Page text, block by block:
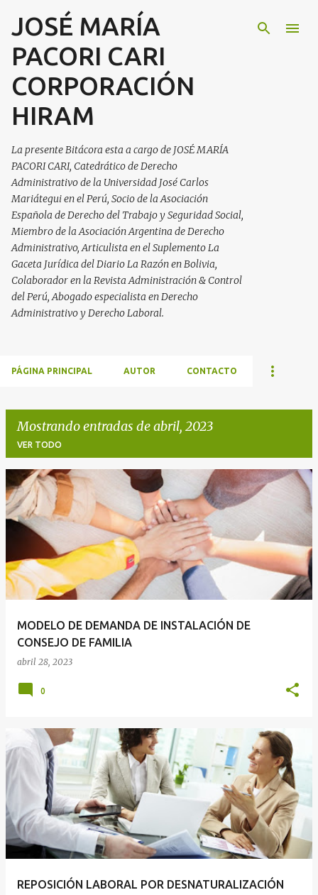
Ir al contenido principal
JOSÉ MARÍA
PACORI CARI
CORPORACIÓN
HIRAM
La presente Bitácora esta a cargo de JOSÉ MARÍA
PACORI CARI, Catedrático de Derecho
Administrativo de la Universidad José Carlos
Mariátegui en el Perú, Socio de la Asociación
Española de Derecho del Trabajo y Seguridad Social,
Miembro de la Asociación Argentina de Derecho
Administrativo, Articulista en el Suplemento La
Gaceta Jurídica del Diario La Razón en Bolivia,
Colaborador en la Revista Administración & Control
del Perú, Abogado especialista en Derecho
Administrativo y Derecho Laboral.
PÁGINA PRINCIPAL AUTOR CONTACTO
Mostrando entradas de abril, 2023
VER TODO
E
n
a
d
MODELO DE DEMANDA DE INSTALACIÓN DE
CONSEJO DE FAMILIA
abril 28, 2023
0
REPOSICIÓN LABORAL POR DESNATURALIZACIÓN